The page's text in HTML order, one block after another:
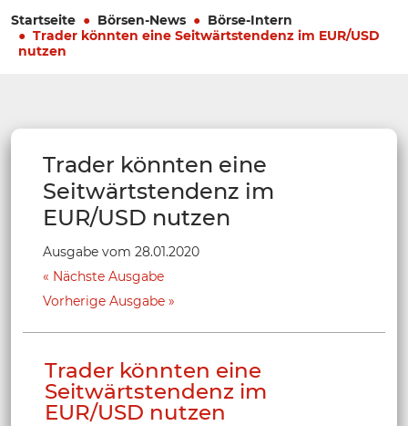
Startseite Börsen-News
Börse-Intern
Trader könnten eine Seitwärtstendenz im EUR/USD
nutzen
Trader könnten eine
Seitwärtstendenz im
EUR/USD nutzen
Ausgabe vom 28.01.2020
Nächste Ausgabe
Vorherige Ausgabe
Trader könnten eine
Seitwärtstendenz im
EUR/USD nutzen